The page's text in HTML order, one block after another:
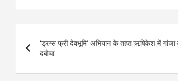
navigation
‘ड्रग्स फ्री देवभूमि’ अभियान के तहत ऋषिकेश में
दबोचा